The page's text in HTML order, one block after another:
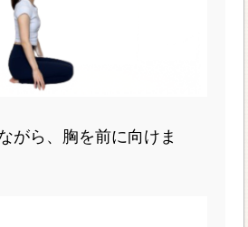
がら、胸を前に向けま